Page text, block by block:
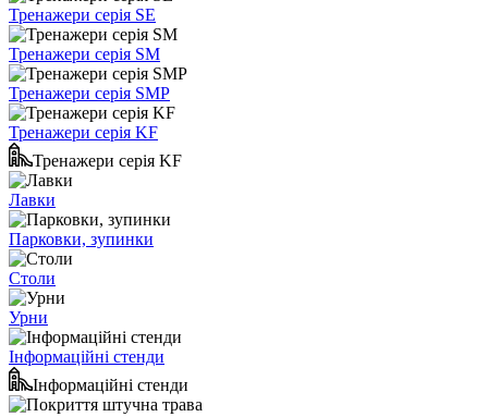
Тренажери серія SE
Тренажери серія SM
Тренажери серія SMP
Тренажери серія KF
Тренажери серія KF
Лавки
Парковки, зупинки
Столи
Урни
Інформаційні стенди
Інформаційні стенди